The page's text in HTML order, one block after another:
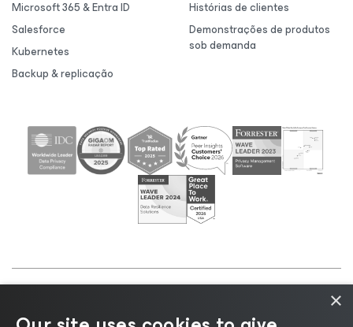
Microsoft 365 & Entra ID
Salesforce
Kubernetes
Backup & replicação
Histórias de clientes
Demonstrações de produtos
sob demanda
|
Aviso de Cookies|Jurídico|Política de
×